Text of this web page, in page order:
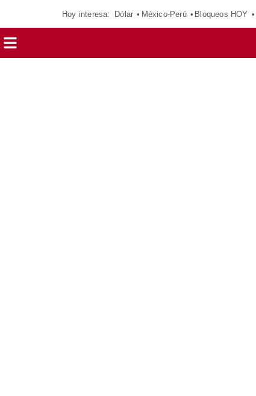
Hoy interesa: Dólar México-Perú Bloqueos HOY